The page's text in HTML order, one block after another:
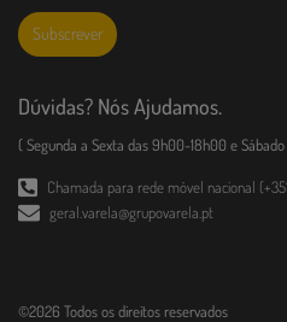
Subscrever
Dúvidas? Nós Ajudamos.
( Segunda a Sexta das 9h00-18h00 e
Chamada para rede móvel nacional
geral.varela@grupovarela.pt
©2026 Todos os direitos reservados